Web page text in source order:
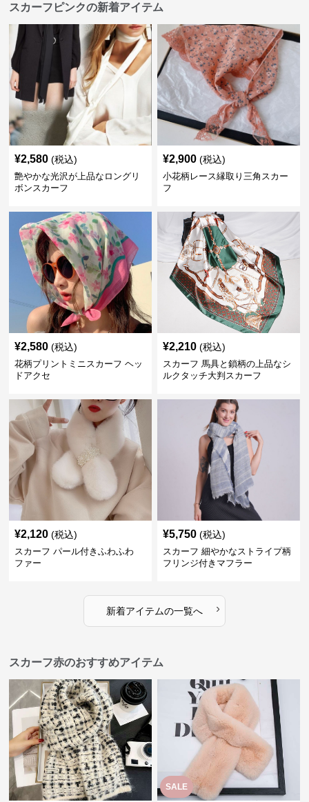
スカーフピンクの新着アイテム
¥2,580 (税込)
艶やかな光沢が上品なロングリ
ボンスカーフ
¥2,900 (税込)
小花柄レース縁取り三角スカー
フ
¥2,580 (税込)
花柄プリントミニスカーフ ヘッ
ドアクセ
¥2,210 (税込)
スカーフ 馬具と鎖柄の上品なシ
ルクタッチ大判スカーフ
¥2,120 (税込)
スカーフ パール付きふわふわ
ファー
¥5,750 (税込)
スカーフ 細やかなストライプ柄
フリンジ付きマフラー
新着アイテムの一覧へ ›
スカーフ赤のおすすめアイテム
SALE